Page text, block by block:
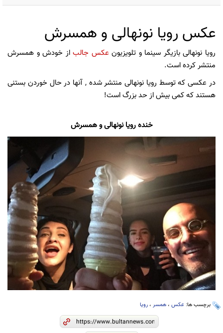
عکس رویا نونهالی و همسرش
رویا نونهالی بازیگر سینما و تلویزیون عکس جالباز خودش و همسرش
منتشر کرده است.
در عکسی که توسط رویا نونهالی منتشر شده , آنها در حال خوردن بستنی
هستند که کمی بیش از حد بزرگ است!
خنده رویا نونهالی و همسرش
برچسب ها: عکس ، همسر ، رویا